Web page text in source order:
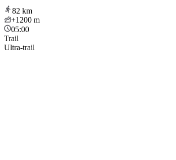
82 km
+1200 m
05:00
Trail
Ultra-trail